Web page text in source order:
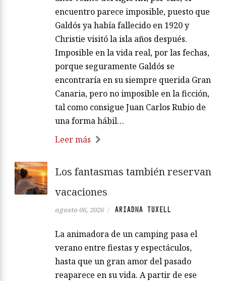
encuentro parece imposible, puesto que
Galdós ya había fallecido en 1920 y
Christie visitó la isla años después.
Imposible en la vida real, por las fechas,
porque seguramente Galdós se
encontraría en su siempre querida Gran
Canaria, pero no imposible en la ficción,
tal como consigue Juan Carlos Rubio de
una forma hábil…
Leer más
Los fantasmas también reservan
vacaciones
agosto 06, 2026 / ARIADNA TUXELL
La animadora de un camping pasa el
verano entre fiestas y espectáculos,
hasta que un gran amor del pasado
reaparece en su vida. A partir de ese